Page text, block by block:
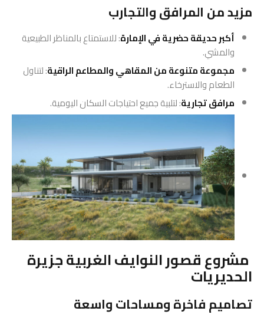
مزيد من المرافق والتجارب
أكبر حديقة حضرية في الإمارة: للاستمتاع بالمناظر الطبيعية
والمشي.
مجموعة متنوعة من المقاهي والمطاعم الراقية: لتناول
الطعام والاسترخاء.
مرافق تجارية: لتلبية جميع احتياجات السكان اليومية.
مشروع قصور النوايف الغربية جزيرة
الحديريات
تصاميم فاخرة ومساحات واسعة